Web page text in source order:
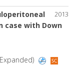
2013
case with Down